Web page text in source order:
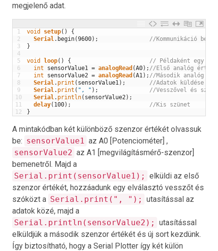
megjelenő adat.
1
2
3
4
5
6
7
8
9
10
11
12
void setup( )
{
Serial . begin(9600) ;
//Kommunikáció
}
void loop( ) {
// Példaként egy
int
sensorValue1 = analogRead (A0) ; //Első analóg érték
int
sensorValue2 = analogRead (A1 ) ; //Második analóg
Serial . print ( sensorValue1 ) ;
//Adatok küldése
Serial . print ( ", " ) ;
//Vesszővel és
Serial . println( sensorValue2 ) ;
delay( 100) ;
//Kis szünet
}
A mintakódban két különböző szenzor értékét olvassuk
be: sensorValue1 az A0 [Potenciométer] ,
sensorValue2 az A1 [megvilágításmérő-szenzor]
bemenetről. Majd a
Serial.print(sensorValue1);
elküldi az első
szenzor értékét, hozzáadunk egy elválasztó vesszőt és
szóközt a Serial.print(", ");
utasítással az
adatok közé, majd a
Serial.println(sensorValue2);
utasítással
elküldjük a második szenzor értékét és új sort kezdünk.
Így biztosítható, hogy a Serial Plotter így két külön